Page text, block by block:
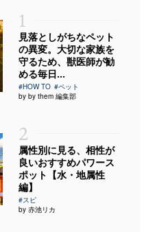
1
見落としがちなペット
の異変。大切な家族を
守るため、獣医師が勧
める毎日...
#HOW TO #ペット
by by them 編集部
2
属性別に見る、相性が
良いおすすめパワース
ポット【水・地属性
編】
#スピ
by 赤池リカ